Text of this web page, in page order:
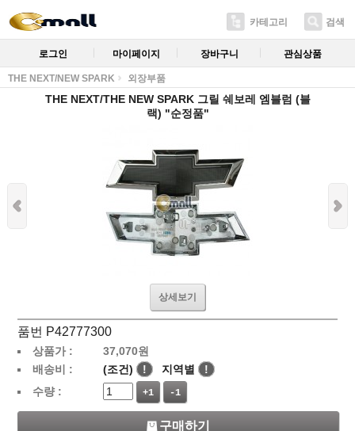
카테고리 검색
로그인 마이페이지 장바구니 관심상품
THE NEXT/NEW SPARK 외장부품
THE NEXT/THE NEW SPARK 그릴 쉐보레 엠블럼 (블
랙) "순정품"
상세보기
품번 P42777300
상품가 : 37,070원
배송비 :
(조건) ! 지역별
!
수량 :
+1 -1
구매하기